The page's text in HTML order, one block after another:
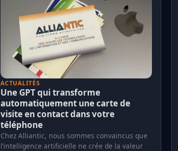
ACTUALITÉS
Une GPT qui transforme
automatiquement une carte de
visite en contact dans votre
téléphone
Chez Alliantic, nous sommes convaincus que
l’intelligence artificielle ne crée de la valeur